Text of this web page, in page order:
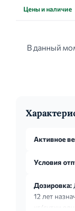
Цены и наличие
В данный
Активное
Условия
Дозировка:
12 лет
кг/сутки